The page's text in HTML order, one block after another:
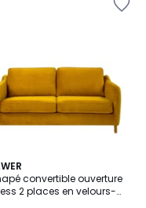
convertible ouverture
2 places en velours-